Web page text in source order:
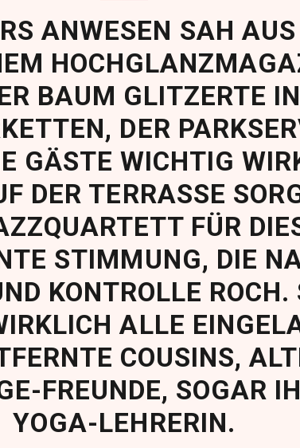
ANWESEN SAH
BAUM GLITZERTE IN
DER
GÄSTE WICHTIG
DER TERRASSE
FÜR
STIMMUNG, DIE
KONTROLLE ROCH.
ALLE
COUSINS,
FREUNDE, SOGAR
YOGA-LEHRERIN.